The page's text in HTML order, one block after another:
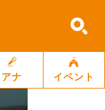
アナ イベント